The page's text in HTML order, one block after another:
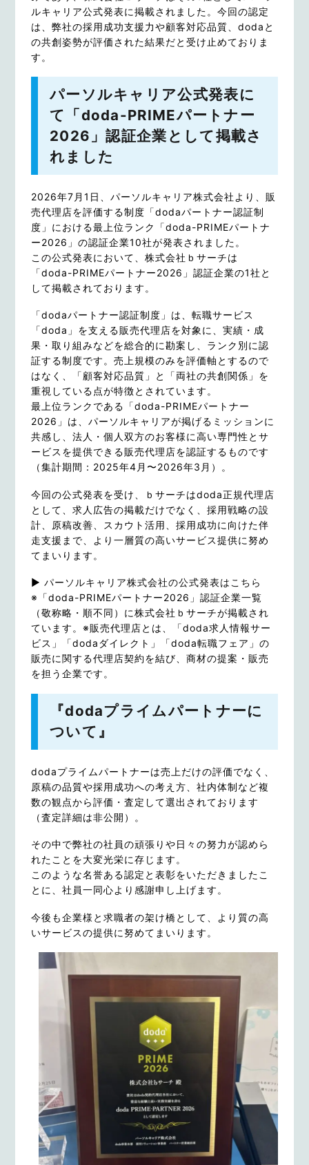
ルキャリア公式発表に掲載されました。今回の認定
は、弊社の採用成功支援力や顧客対応品質、dodaと
の共創姿勢が評価された結果だと受け止めておりま
す。
パーソルキャリア公式発表に
て「doda-PRIMEパートナー
2026」認証企業として掲載さ
れました
2026年7月1日、パーソルキャリア株式会社より、販
売代理店を評価する制度「dodaパートナー認証制
度」における最上位ランク「doda-PRIMEパートナ
ー2026」の認証企業10社が発表されました。
この公式発表において、株式会社ｂサーチは
「doda-PRIMEパートナー2026」認証企業の1社と
して掲載されております。
「dodaパートナー認証制度」は、転職サービス
「doda」を支える販売代理店を対象に、実績・成
果・取り組みなどを総合的に勘案し、ランク別に認
証する制度です。売上規模のみを評価軸とするので
はなく、「顧客対応品質」と「両社の共創関係」を
重視している点が特徴とされています。
最上位ランクである「doda-PRIMEパートナー
2026」は、パーソルキャリアが掲げるミッションに
共感し、法人・個人双方のお客様に高い専門性とサ
ービスを提供できる販売代理店を認証するものです
（集計期間：2025年4月〜2026年3月）。
今回の公式発表を受け、ｂサーチはdoda正規代理店
として、求人広告の掲載だけでなく、採用戦略の設
計、原稿改善、スカウト活用、採用成功に向けた伴
走支援まで、より一層質の高いサービス提供に努め
てまいります。
▶ パーソルキャリア株式会社の公式発表はこちら
※「doda-PRIMEパートナー2026」認証企業一覧
（敬称略・順不同）に株式会社ｂサーチが掲載され
ています。※販売代理店とは、「doda求人情報サー
ビス」「dodaダイレクト」「doda転職フェア」の
販売に関する代理店契約を結び、商材の提案・販売
を担う企業です。
『dodaプライムパートナーに
ついて』
dodaプライムパートナーは売上だけの評価でなく、
原稿の品質や採用成功への考え方、社内体制など複
数の観点から評価・査定して選出されております
（査定詳細は非公開）。
その中で弊社の社員の頑張りや日々の努力が認めら
れたことを大変光栄に存じます。
このような名誉ある認定と表彰をいただきましたこ
とに、社員一同心より感謝申し上げます。
今後も企業様と求職者の架け橋として、より質の高
いサービスの提供に努めてまいります。